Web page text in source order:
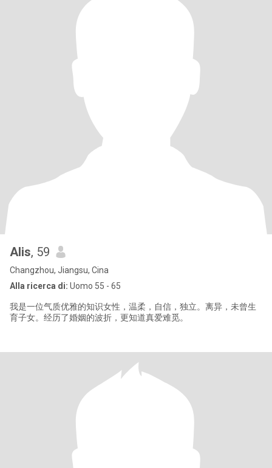
Alis, 59
Changzhou, Jiangsu, Cina
Alla ricerca di: Uomo 55 - 65
我是一位气质优雅的知识女性，温柔，自信，独立。离异，未曾生
育子女。经历了婚姻的波折，更知道真爱难觅。